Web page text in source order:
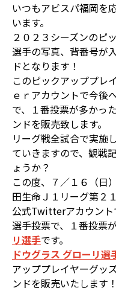
いつもアビスパ福岡を
います。
２０２３シーズンのピ
選手の写真、背番号が
ドとなります！
このピックアッププレ
ｅｒアカウントで今後
で、１番投票が多かっ
ンドを販売致します。
リーグ戦全試合で実施
ていきますので、観戦
ょうか？
この度、７／１６（日
田生命Ｊ１リーグ第２
公式Twitterアカウント
選手投票で、１番投票
リ選手です。
ドウグラス グローリ選
アッププレイヤーグッ
ンドを販売いたします！